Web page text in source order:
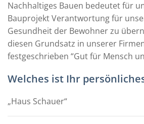
Nachhaltiges Bauen bedeutet für
Bauprojekt Verantwortung für
Gesundheit der Bewohner zu
diesen Grundsatz in unserer
festgeschrieben “Gut für Mensch
Welches ist Ihr
„Haus Schauer“